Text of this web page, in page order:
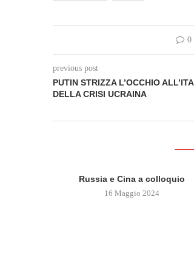
0
previous post
PUTIN STRIZZA L’OCCHIO
DELLA CRISI UCRAINA
Russia e Cina a colloquio
16 Maggio 2024